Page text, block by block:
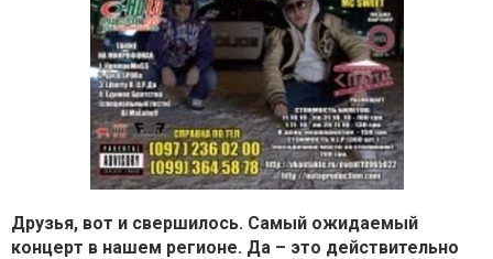
Друзья, вот и свершилось. Самый ожидаемый
концерт в нашем регионе. Да – это действительно